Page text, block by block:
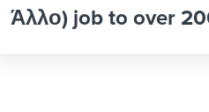
Άλλο) job to over